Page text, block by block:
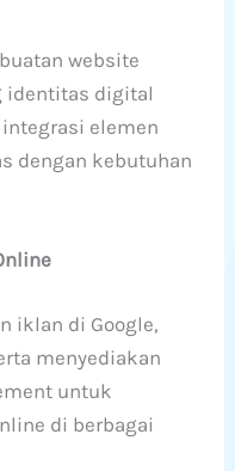
website
identitas digital
elemen
dengan kebutuhan
iklan di Google,
menyediakan
untuk
di berbagai